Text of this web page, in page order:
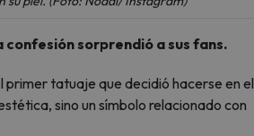
sorprendió a sus fans.
primer tatuaje que decidió hacerse en el
sino un símbolo relacionado con